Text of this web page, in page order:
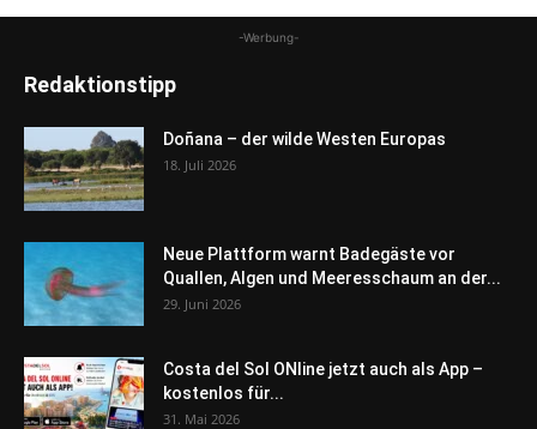
-Werbung-
Redaktionstipp
Doñana – der wilde Westen Europas
18. Juli 2026
Neue Plattform warnt Badegäste vor
Quallen, Algen und Meeresschaum an der...
29. Juni 2026
Costa del Sol ONline jetzt auch als App –
kostenlos für...
31. Mai 2026